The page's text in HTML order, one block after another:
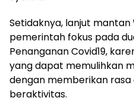
Setidaknya, lanjut mantan
pemerintah fokus pada
Penanganan Covid19,
yang dapat memulihkan
dengan memberikan
beraktivitas.